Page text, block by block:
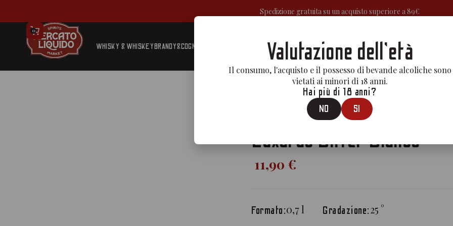
Spedizione gratuita su un acquisto superiore a 89€
WHISKY & WHISKEYBRANDY&COGNAC APERITIVI&BITTERS GIN MEZCALLIQUORI
0
Valutazione dell'età
Il consumo, l'acquisto e il possesso di bevande alcoliche sono
vietati ai minori di 18 anni.
Hai più di 18 anni?
NO SI
Aperitivi & Bitters Luxardo Bitter Bianco
Luxardo Bitter Bianco
11,90 €
Formato:0,7l Gradazione:25 °